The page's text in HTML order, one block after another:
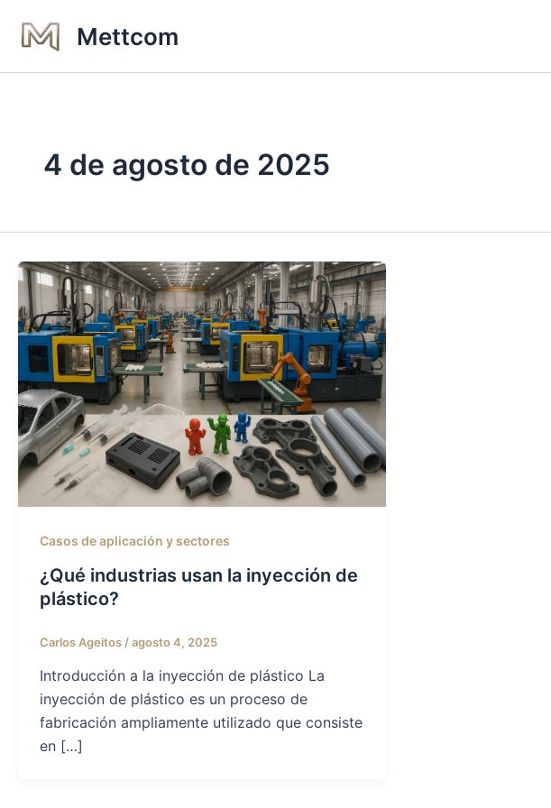
Mettcom
4 de agosto de 2025
Casos de aplicación y sectores
¿Qué industrias usan la inyección de
plástico?
Carlos Ageitos /agosto 4, 2025
Introducción a la inyección de plástico La
inyección de plástico es un proceso de
fabricación ampliamente utilizado que consiste
en […]